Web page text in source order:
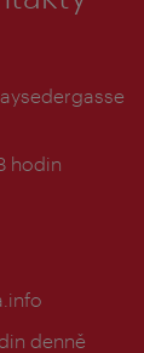
hodin
denně